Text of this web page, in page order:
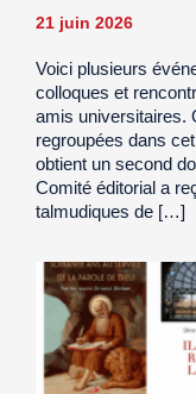
21 juin 2026
Voici plusieurs
colloques et
amis universitaires.
regroupées dans
obtient un second
Comité éditorial a
talmudiques de […]